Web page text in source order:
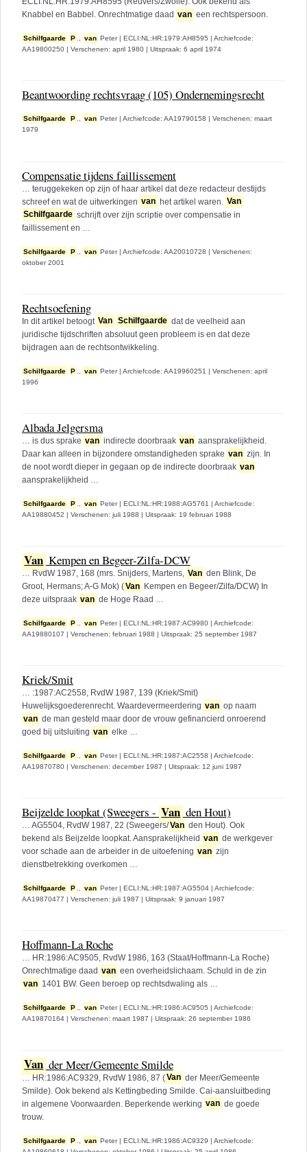
Knabbel en Babbel. Onrechtmatige daad van een rechtspersoon.
Schilfgaarde P ., van Peter | ECLI:NL:HR:1979:AH8595 | Archiefcode:
AA19800250 | Verschenen: april 1980 | Uitspraak: 6 april 1974
Beantwoording rechtsvraag (105) Ondernemingsrecht
Schilfgaarde P ., van Peter Archiefcode: AA19790158
Verschenen: maart
1979
Compensatie tijdens faillissement
… teruggekeken op zijn of haar artikel dat deze redacteur destijds
schreef en wat de uitwerkingen van het artikel waren.
Van
Schilfgaarde schrijft over zijn scriptie over compensatie in
faillissement en …
Schilfgaarde P van Peter | Archiefcode: AA20010728 | Verschenen:
oktober 2001
Rechtsoefening
In dit artikel betoogt Van Schilfgaarde dat de veelheid aan
juridische tijdschriften absoluut geen probleem is en dat deze
bijdragen aan de rechtsontwikkeling.
Schilfgaarde P van Peter | Archiefcode: AA19960251 | Verschenen: april
1996
Albada Jelgersma
… is dus sprake van indirecte doorbraak van aansprakelijkheid.
Daar kan alleen in bijzondere omstandigheden sprake van zijn. In
de noot wordt dieper in gegaan op de indirecte doorbraak van
aansprakelijkheid …
Schilfgaarde P van Peter | ECLI:NL:HR:1988:AG5761 | Archiefcode:
AA19880452 | Verschenen: juli 1988 | Uitspraak: 19 februari 1988
Van Kempen en Begeer-Zilfa-DCW
… RvdW 1987, 168 (mrs. Snijders, Martens, Van den Blink, De
Groot, Hermans; A-G Mok) (Van Kempen en Begeer/Zilfa/DCW) In
deze uitspraak van de Hoge Raad …
Schilfgaarde P van Peter | ECLI:NL:HR:1987:AC9980 | Archiefcode:
AA19880107 | Verschenen: februari 1988 | Uitspraak: 25 september 1987
Kriek/Smit
… :1987:AC2558, RvdW 1987, 139 (Kriek/Smit)
Huwelijksgoederenrecht. Waardevermeerdering van op naam
van de man gesteld maar door de vrouw gefinancierd onroerend
goed bij uitsluiting van elke …
Schilfgaarde P van Peter | ECLI:NL:HR:1987:AC2558 | Archiefcode:
AA19870780 | Verschenen: december 1987 | Uitspraak: 12 juni 1987
Beijzelde loopkat (Sweegers - Van den Hout)
… AG5504, RvdW 1987, 22 (Sweegers/Van den Hout). Ook
bekend als Beijzelde loopkat. Aansprakelijkheid van de werkgever
voor schade aan de arbeider in de uitoefening van zijn
dienstbetrekking overkomen …
Schilfgaarde P ., van Peter | ECLI:NL:HR:1987:AG5504 | Archiefcode:
AA19870477 | Verschenen: juli 1987 | Uitspraak: 9 januari 1987
Hoffmann-La Roche
… HR:1986:AC9505, RvdW 1986, 163 (Staat/Hoffmann-La Roche)
Onrechtmatige daad van een overheidslichaam. Schuld in de zin
van 1401 BW. Geen beroep op rechtsdwaling als …
Schilfgaarde P ., van Peter ECLI:NL:HR:1986:AC9505
Archiefcode:
AA19870164
Verschenen: maart 1987 Uitspraak: 26 september 1986
Van der Meer/Gemeente Smilde
… HR:1986:AC9329, RvdW 1986, 87 (Van der Meer/Gemeente
Smilde). Ook bekend als Kettingbeding Smilde. Cai-aansluitbeding
in algemene Voorwaarden. Beperkende werking van de goede
trouw.
Schilfgaarde P van Peter | ECLI:NL:HR:1986:AC9329 | Archiefcode: